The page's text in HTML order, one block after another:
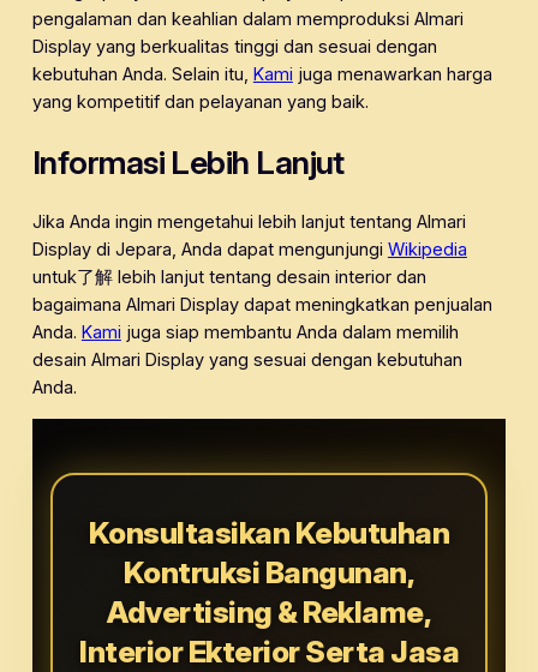
pengalaman dan keahlian dalam memproduksi Almari
Display yang berkualitas tinggi dan sesuai dengan
kebutuhan Anda. Selain itu, Kami juga menawarkan harga
yang kompetitif dan pelayanan yang baik.
Informasi Lebih Lanjut
Jika Anda ingin mengetahui lebih lanjut tentang Almari
Display di Jepara, Anda dapat mengunjungi Wikipedia
untuk了解 lebih lanjut tentang desain interior dan
bagaimana Almari Display dapat meningkatkan penjualan
Anda. Kami juga siap membantu Anda dalam memilih
desain Almari Display yang sesuai dengan kebutuhan
Anda.
Konsultasikan Kebutuhan
Kontruksi Bangunan,
Advertising & Reklame,
Interior Ekterior Serta Jasa